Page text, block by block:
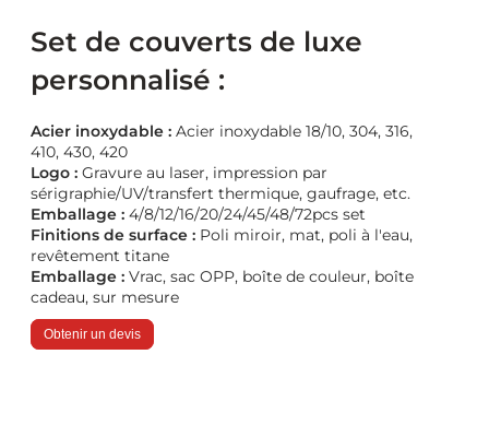
Set de couverts de luxe
personnalisé :
Acier inoxydable : Acier inoxydable 18/10, 304, 316,
410, 430, 420
Logo : Gravure au laser, impression par
sérigraphie/UV/transfert thermique, gaufrage, etc.
Emballage : 4/8/12/16/20/24/45/48/72pcs set
Finitions de surface : Poli miroir, mat, poli à l'eau,
revêtement titane
Emballage : Vrac, sac OPP, boîte de couleur, boîte
cadeau, sur mesure
Obtenir un devis